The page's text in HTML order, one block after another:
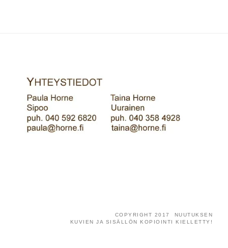
COPYRIGHT 2017 NUUTUKSEN
KUVIEN JA SISÄLLÖN KOPIOINTI KIELLETTY!